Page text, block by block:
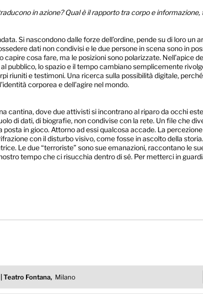
in azione? Qual è il rapporto tra corpo e informazione,
Si nascondono dalle forze dell’ordine, pende su di loro un
dati non condivisi e le due persone in scena sono in
cosa fare, ma le posizioni sono polarizzate. Nell’apice
pubblico, lo spazio e il tempo cambiano semplicemente
riuniti e testimoni. Una ricerca sulla possibilità digitale,
corporea e dell'agire nel mondo.
cantina, dove due attivisti si incontrano al riparo da occhi
di dati, di biografie, non condivise con la rete. Un file che
in gioco. Attorno ad essi qualcosa accade. La
con il disturbo visivo, come fosse in ascolto della
Le due “terroriste” sono sue emanazioni, raccontano le
tempo che ci risucchia dentro di sé. Per metterci in
Teatro Fontana, Milano